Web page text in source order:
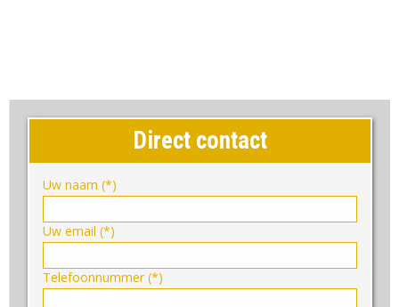
Direct contact
Uw naam (*)
Uw email (*)
Telefoonnummer (*)